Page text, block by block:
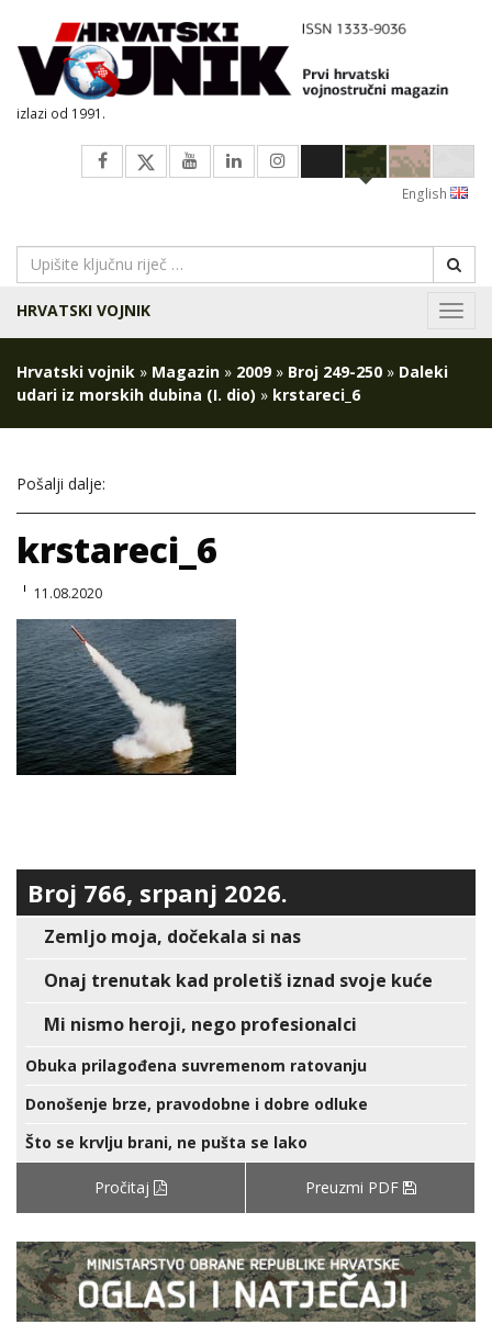
izlazi od 1991.
English
HRVATSKI VOJNIK
Hrvatski vojnik » Magazin » 2009» Broj 249-250 » Daleki
udari iz morskih dubina (I. dio) » krstareci_6
Pošalji dalje:
krstareci_6
11.08.2020
Broj 766, srpanj 2026.
Zemljo moja, dočekala si nas
Onaj trenutak kad proletiš iznad svoje kuće
Mi nismo heroji, nego profesionalci
Obuka prilagođena suvremenom ratovanju
Donošenje brze, pravodobne i dobre odluke
Što se krvlju brani, ne pušta se lako
Pročitaj Preuzmi PDF